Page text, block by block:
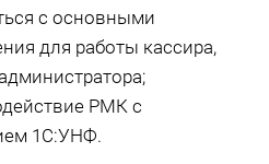
с основными
для работы кассира,
РМК с
1С:УНФ.